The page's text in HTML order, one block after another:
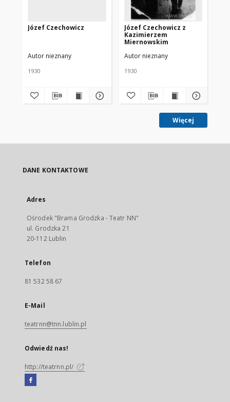
Józef Czechowicz
Autor nieznany
1930
Józef Czechowicz z
Kazimierzem
Miernowskim
Autor nieznany
1930
Więcej
DANE KONTAKTOWE
Adres
Ośrodek "Brama Grodzka - Teatr NN"
ul. Grodzka 21
20-112 Lublin
Telefon
81 532 58 67
E-Mail
teatrnn@tnn.lublin.pl
Odwiedź nas!
http://teatrnn.pl/
Facebook